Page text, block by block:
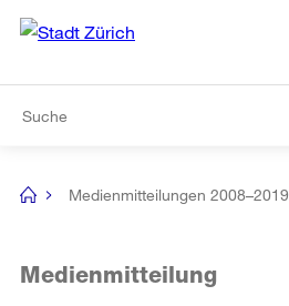
Navigation
[no
Medienmitteilungen 2008–2019
Medienmitteilung